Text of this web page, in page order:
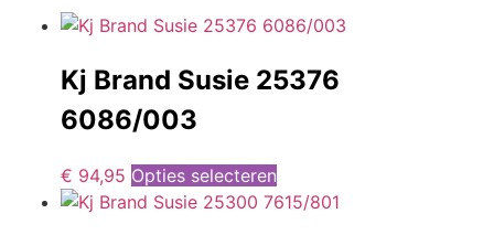
Kj Brand Susie 25376
6086/003
€ 94,95 Opties selecteren